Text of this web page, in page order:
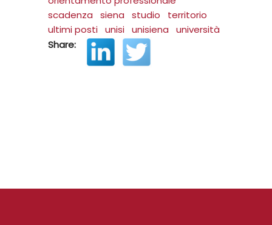
scadenza
siena studio
territorio
ultimi posti unisi unisiena
università
Share: